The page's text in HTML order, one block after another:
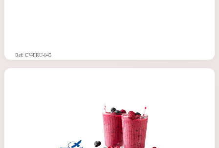
Ref: CV-FRU-045